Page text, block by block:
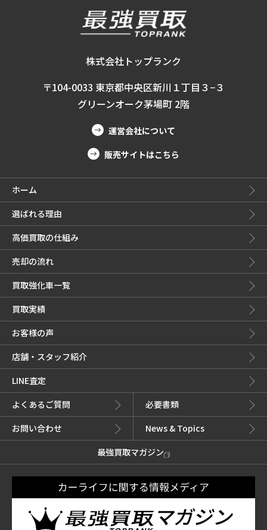
株式会社トップランク
〒104-0033 東京都中央区新川１丁目３−３
グリーンオーク茅場町 2階
運営会社について
販売サイトはこちら
ホーム
選ばれる理由
高価買取の仕組み
売却の流れ
買取強化車一覧
買取実績
お客様の声
店舗・スタッフ紹介
LINE査定
よくあるご質問
必要書類
お問い合わせ
News & Topics
最強買取マガジン